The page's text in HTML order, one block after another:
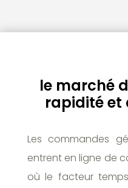
le marché
rapidité et
Les commandes
entrent en ligne de
où le facteur